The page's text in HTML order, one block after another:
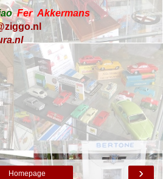
Fer Akkermans
›
Homepage